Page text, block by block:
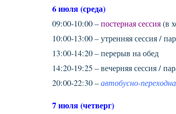
6 июля (среда)
09:00-10:00 –постерная сессия(в
10:00-13:00 – утренняя сессия /
13:00-14:20 – перерыв на обед
14:20-19:25 – вечерняя сессия /
20:00-22:30 –автобусно-
7 июля (четверг)